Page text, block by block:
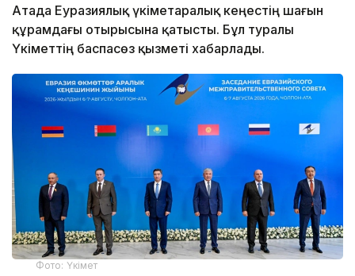
Атада Еуразиялық үкіметаралық кеңестің шағын
құрамдағы отырысына қатысты. Бұл туралы
Үкіметтің баспасөз қызметі хабарлады.
Фото: Үкімет